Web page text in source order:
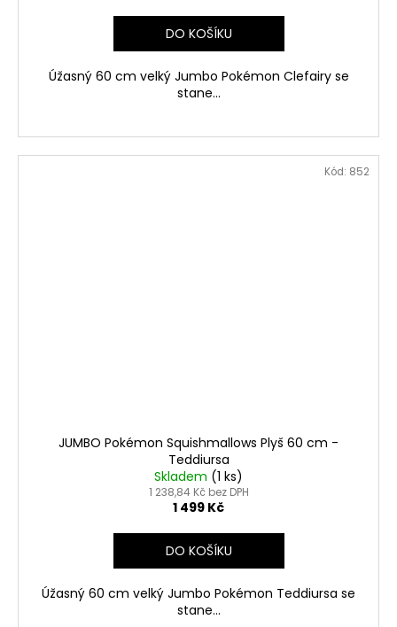
DO KOŠÍKU
Úžasný 60 cm velký Jumbo Pokémon Clefairy se
stane...
JUMBO Pokémon Squishmallows Plyš 60 cm -
Teddiursa
Skladem (1 ks)
1 238,84 Kč bez DPH
1 499 Kč
DO KOŠÍKU
Úžasný 60 cm velký Jumbo Pokémon Teddiursa se
stane...
Kód: 852